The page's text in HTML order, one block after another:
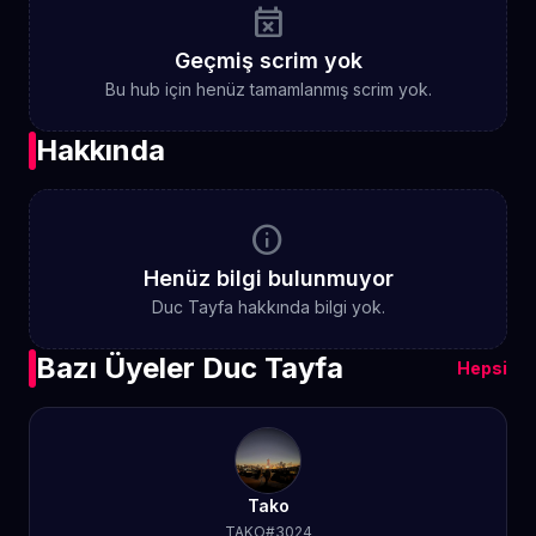
event_busy
Geçmiş scrim yok
Bu hub için henüz tamamlanmış scrim yok.
Hakkında
info
Henüz bilgi bulunmuyor
Duc Tayfa hakkında bilgi yok.
Bazı Üyeler Duc Tayfa Hepsi
Tako
TAKO#3024